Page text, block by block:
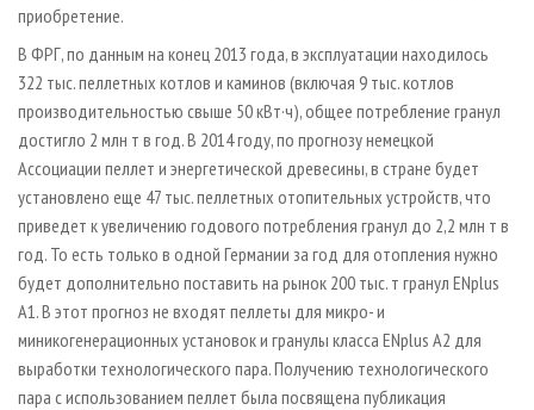
приобретение.
В ФРГ, по данным на конец 2013 года, в эксплуатации находилось
322 тыс. пеллетных котлов и каминов (включая 9 тыс. котлов
производительностью свыше 50 кВт·ч), общее потребление гранул
достигло 2 млн т в год. В 2014 году, по прогнозу немецкой
Ассоциации пеллет и энергетической древесины, в стране будет
установлено еще 47 тыс. пеллетных отопительных устройств, что
приведет к увеличению годового потребления гранул до 2,2 млн т в
год. То есть только в одной Германии за год для отопления нужно
будет дополнительно поставить на рынок 200 тыс. т гранул ENplus
А1. В этот прогноз не входят пеллеты для микро- и
миникогенерационных установок и гранулы класса ENplus А2 для
выработки технологического пара. Получению технологического
пара с использованием пеллет была посвящена публикация